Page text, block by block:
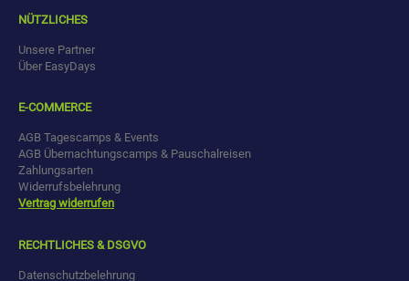
NÜTZLICHES
Unsere Partner
Über EasyDays
E-COMMERCE
AGB Tagescamps & Events
AGB Übernachtungscamps & Pauschalreisen
Zahlungsarten
Widerrufsbelehrung
Vertrag widerrufen
RECHTLICHES & DSGVO
Datenschutzbelehrung